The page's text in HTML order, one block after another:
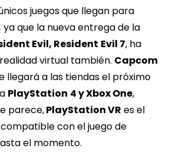
juegos que llegan para
ya que la nueva entrega de la
Evil, Resident Evil 7, ha
virtual también. Capcom
llegará a las tiendas el próximo
PlayStation 4 y Xbox One,
parece,PlayStation VR es el
con el juego de
el momento.